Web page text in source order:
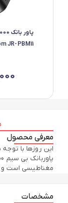
معرفی محصول
مغناطیسی است و
مشخصات